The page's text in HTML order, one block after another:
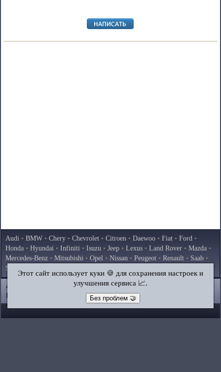
Audi • BMW • Chery • Chevrolet • Citroen • Daewoo • Fiat • Ford •
Honda • Hyundai • Infiniti • Isuzu • Jeep • Lexus • Land Rover • Mazda •
Mercedes-Benz • Mitsubishi • Opel • Nissan • Peugeot • Renault • Saab •
Skoda
Volkswagen
AutoInstruction.ru © 2020–2026|Полная версия
Карта сайта
Контакты|Поиск по сайту
Этот сайт использует куки 🍪 для сохранения настроек и
улучшения сервиса 📈.
Без проблем 🤝